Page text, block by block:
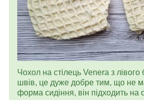
Чохол на стілець Venera з лівого
швів, це дуже добре тим, що не
форма сидіння, він підходить на